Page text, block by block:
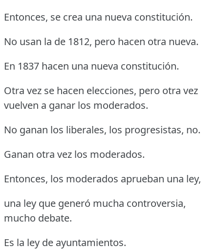
Entonces, se crea una nueva constitución.
No usan la de 1812, pero hacen otra nueva.
En 1837 hacen una nueva constitución.
Otra vez se hacen elecciones, pero otra vez
vuelven a ganar los moderados.
No ganan los liberales, los progresistas, no.
Ganan otra vez los moderados.
Entonces, los moderados aprueban una ley,
una ley que generó mucha controversia,
mucho debate.
Es la ley de ayuntamientos.